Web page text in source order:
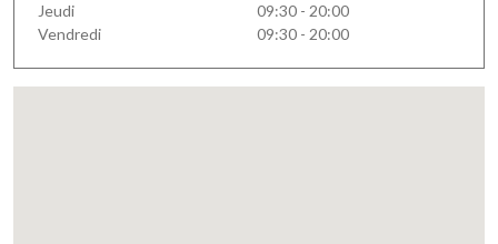
Jeudi
09:30 - 20:00
Vendredi
09:30 - 20:00